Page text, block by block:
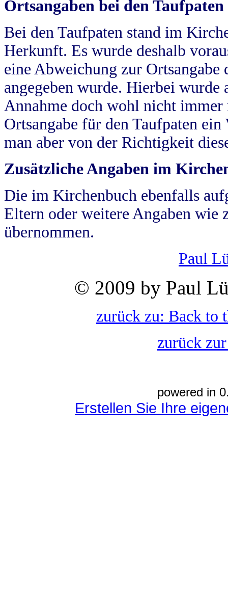
Ortsangaben bei den Taufpaten
Bei den Taufpaten stand im
Herkunft. Es wurde deshalb
eine Abweichung zur
angegeben wurde. Hierbei wurde
Annahme doch wohl nicht
Ortsangabe für den Taufpaten
man aber von der Richtigkeit
Zusätzliche Angaben im
Die im Kirchenbuch ebenfalls
Eltern oder weitere Angaben wie
übernommen.
Paul
© 2009 by Paul
zurück zu: Back to
zurück
powered in
Erstellen Sie Ihre